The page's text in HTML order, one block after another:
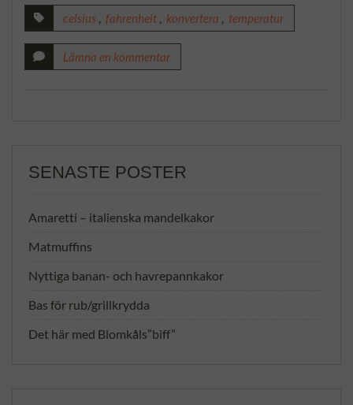
celsius , fahrenheit , konvertera , temperatur
Lämna en kommentar
SENASTE POSTER
Amaretti – italienska mandelkakor
Matmuffins
Nyttiga banan- och havrepannkakor
Bas för rub/grillkrydda
Det här med Blomkåls”biff”